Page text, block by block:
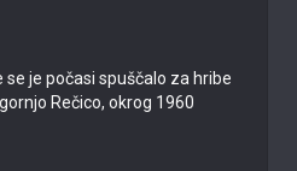
se je počasi spuščalo za hribe
Rečico, okrog 1960